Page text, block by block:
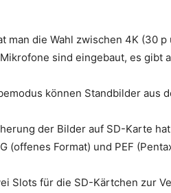
man die Wahl zwischen 4K (30
sind eingebaut, es gibt
können Standbilder aus
der Bilder auf SD-Karte
(offenes Format) und PEF
Slots für die SD-Kärtchen zur